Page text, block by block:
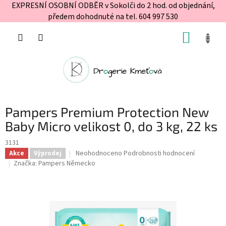
EXPRESNÍ OSOBNÍ ODBĚR v Sokolči do 2 hod. od objednání,
předem dohodnuté na tel. 604 997 530
Pampers Premium Protection New
Baby Micro velikost 0, do 3 kg, 22 ks
3131
Akce Výprodej
Průměrné
hodnocení
5
hvězdiček.
Neohodnoceno Podrobnosti hodnocení
Značka: Pampers Německo